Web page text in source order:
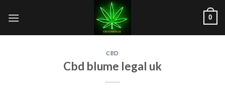
Inhalt
0
CBD
Cbd blume legal uk